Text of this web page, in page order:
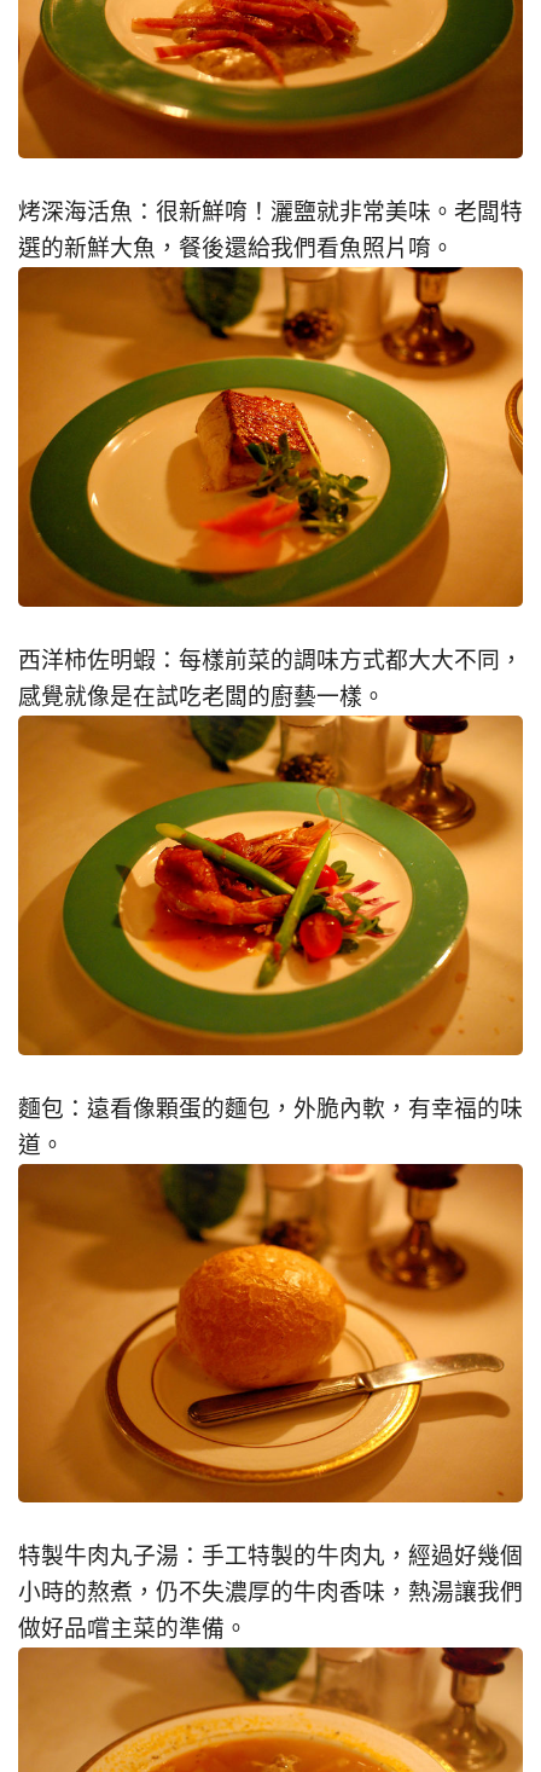
烤深海活魚：很新鮮唷！灑鹽就非常美味。老闆特
選的新鮮大魚，餐後還給我們看魚照片唷。
西洋柿佐明蝦：每樣前菜的調味方式都大大不同，
感覺就像是在試吃老闆的廚藝一樣。
麵包：遠看像顆蛋的麵包，外脆內軟，有幸福的味
道。
特製牛肉丸子湯：手工特製的牛肉丸，經過好幾個
小時的熬煮，仍不失濃厚的牛肉香味，熱湯讓我們
做好品嚐主菜的準備。